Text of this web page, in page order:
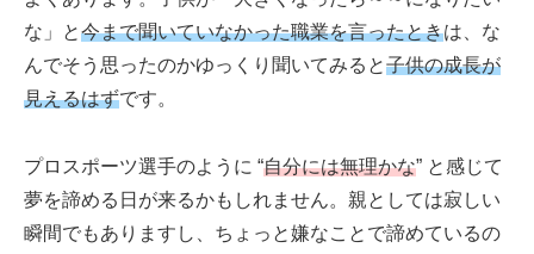
な」と今まで聞いていなかった職業を言ったときは、な
んでそう思ったのかゆっくり聞いてみると子供の成長が
見えるはずです。
プロスポーツ選手のように “自分には無理かな” と感じて
夢を諦める日が来るかもしれません。親としては寂しい
瞬間でもありますし、ちょっと嫌なことで諦めているの